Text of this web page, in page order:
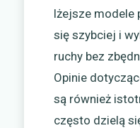
lżejsze modele
się szybciej i
ruchy bez
Opinie
są również
często dzielą